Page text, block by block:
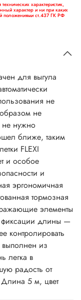
характеристик,
характер и ни при каких
положениями ст.437 ГК РФ
для выгула
не
образом не
не нужно
ближе, таким
и особое
и
эргономичная
тормозная
элементы
фиксации длины —
контролировать
выполнен из
радость от